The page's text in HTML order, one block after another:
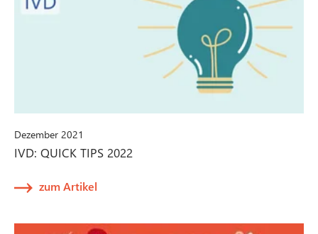
Dezember 2021
IVD: QUICK TIPS 2022
zum Artikel